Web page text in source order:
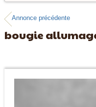
Annonce précédente
bougie allumage